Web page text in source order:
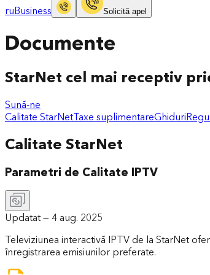
ruBusiness Solicitǎ apel
Documente
StarNet cel mai receptiv
Sună-ne
Calitate StarNetTaxe suplimentareGhiduri
Calitate StarNet
Parametri de Calitate IPTV
Updatat — 4 aug. 2025
Televiziunea interactivă IPTV de la StarNet
înregistrarea emisiunilor preferate.